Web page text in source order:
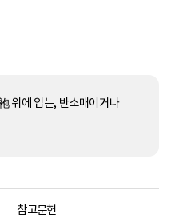
위에 입는, 반소매이거나
참고문헌